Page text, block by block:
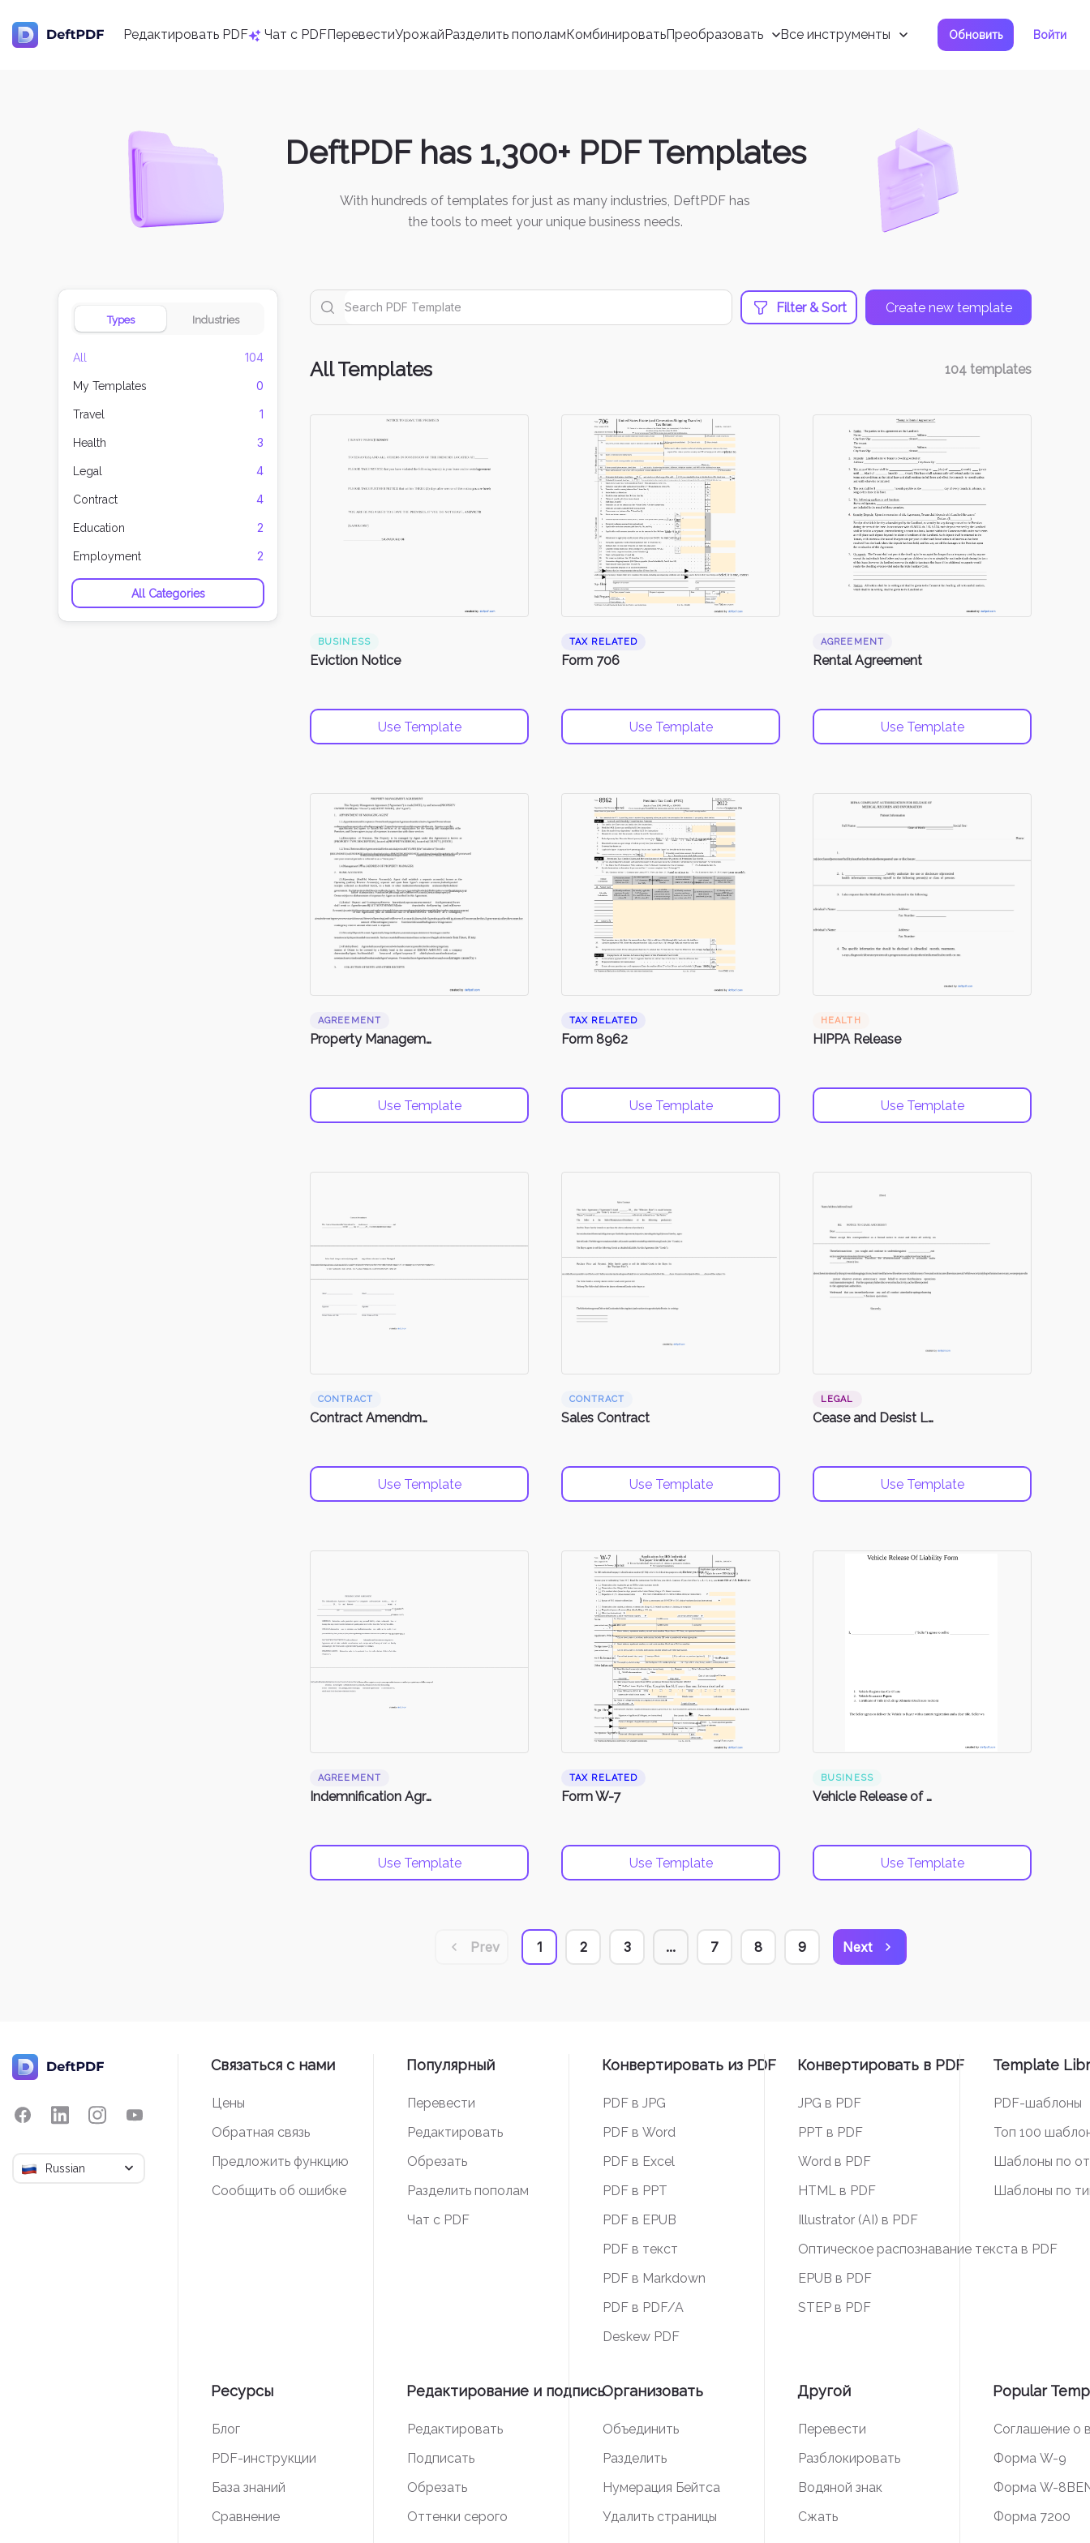
Редактировать PDF Чат с PDFПеревестиУрожайРазделить пополамКомбинироватьПреобразовать Все инструменты Обновить Войти
DeftPDF has 1,300+ PDF Templates
With hundreds of templates for just as many industries, DeftPDF has
the tools to meet your unique business needs.
Types Industries
All 104
My Templates 0
Travel 1
Health 3
Legal 4
Contract 4
Education 2
Employment 2
All Categories
Filter & Sort Create new template
All Templates 104 templates
BUSINESS
Eviction Notice
Use Template
TAX RELATED
Form 706
Use Template
AGREEMENT
Rental Agreement
Use Template
AGREEMENT
Property Management Agreement
Use Template
TAX RELATED
Form 8962
Use Template
HEALTH
HIPPA Release
Use Template
CONTRACT
Contract Amendments
Use Template
CONTRACT
Sales Contract
Use Template
LEGAL
Cease and Desist Letter
Use Template
AGREEMENT
Indemnification Agreement
Use Template
TAX RELATED
Form W-7
Use Template
BUSINESS
Vehicle Release of Liability Form
Use Template
Prev 1 2 3 ... 7 8 9 Next
Russian
Связаться с нами
Цены
Обратная связь
Предложить функцию
Сообщить об ошибке
Ресурсы
Блог
PDF-инструкции
База знаний
Сравнение
Популярный
Перевести
Редактировать
Обрезать
Разделить пополам
Чат с PDF
Редактирование и подпись
Редактировать
Подписать
Обрезать
Оттенки серого
Конвертировать из PDF
PDF в JPG
PDF в Word
PDF в Excel
PDF в PPT
PDF в EPUB
PDF в текст
PDF в Markdown
PDF в PDF/A
Deskew PDF
Организовать
Объединить
Разделить
Нумерация Бейтса
Удалить страницы
Конвертировать в PDF
JPG в PDF
PPT в PDF
Word в PDF
HTML в PDF
Illustrator (AI) в PDF
Оптическое распознавание текста в PDF
EPUB в PDF
STEP в PDF
Другой
Перевести
Разблокировать
Водяной знак
Сжать
Template
PDF-шаблоны
Топ 100
Шаблоны по
Шаблоны по
Popular
Соглашение о
Форма W-9
Форма W-
Форма 7200